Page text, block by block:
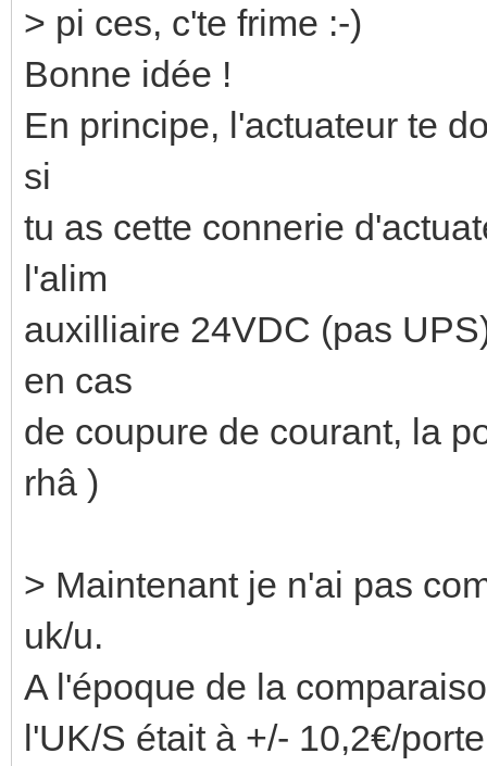
> pi ces, c'te frime :-)
Bonne idée !
En principe, l'actuateur te
si
tu as cette connerie
l'alim
auxilliaire 24VDC (pas
en cas
de coupure de courant, la
rhâ )
> Maintenant je n'ai pas
uk/u.
A l'époque de la
l'UK/S était à +/- 10,2€/